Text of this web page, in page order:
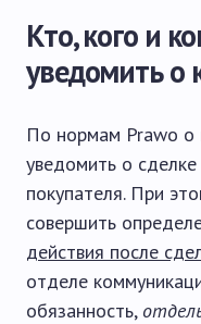
Кто, кого и
уведомить о
По нормам Prawo o
уведомить о
покупателя. При
совершить
действия после
отделе
обязанность,